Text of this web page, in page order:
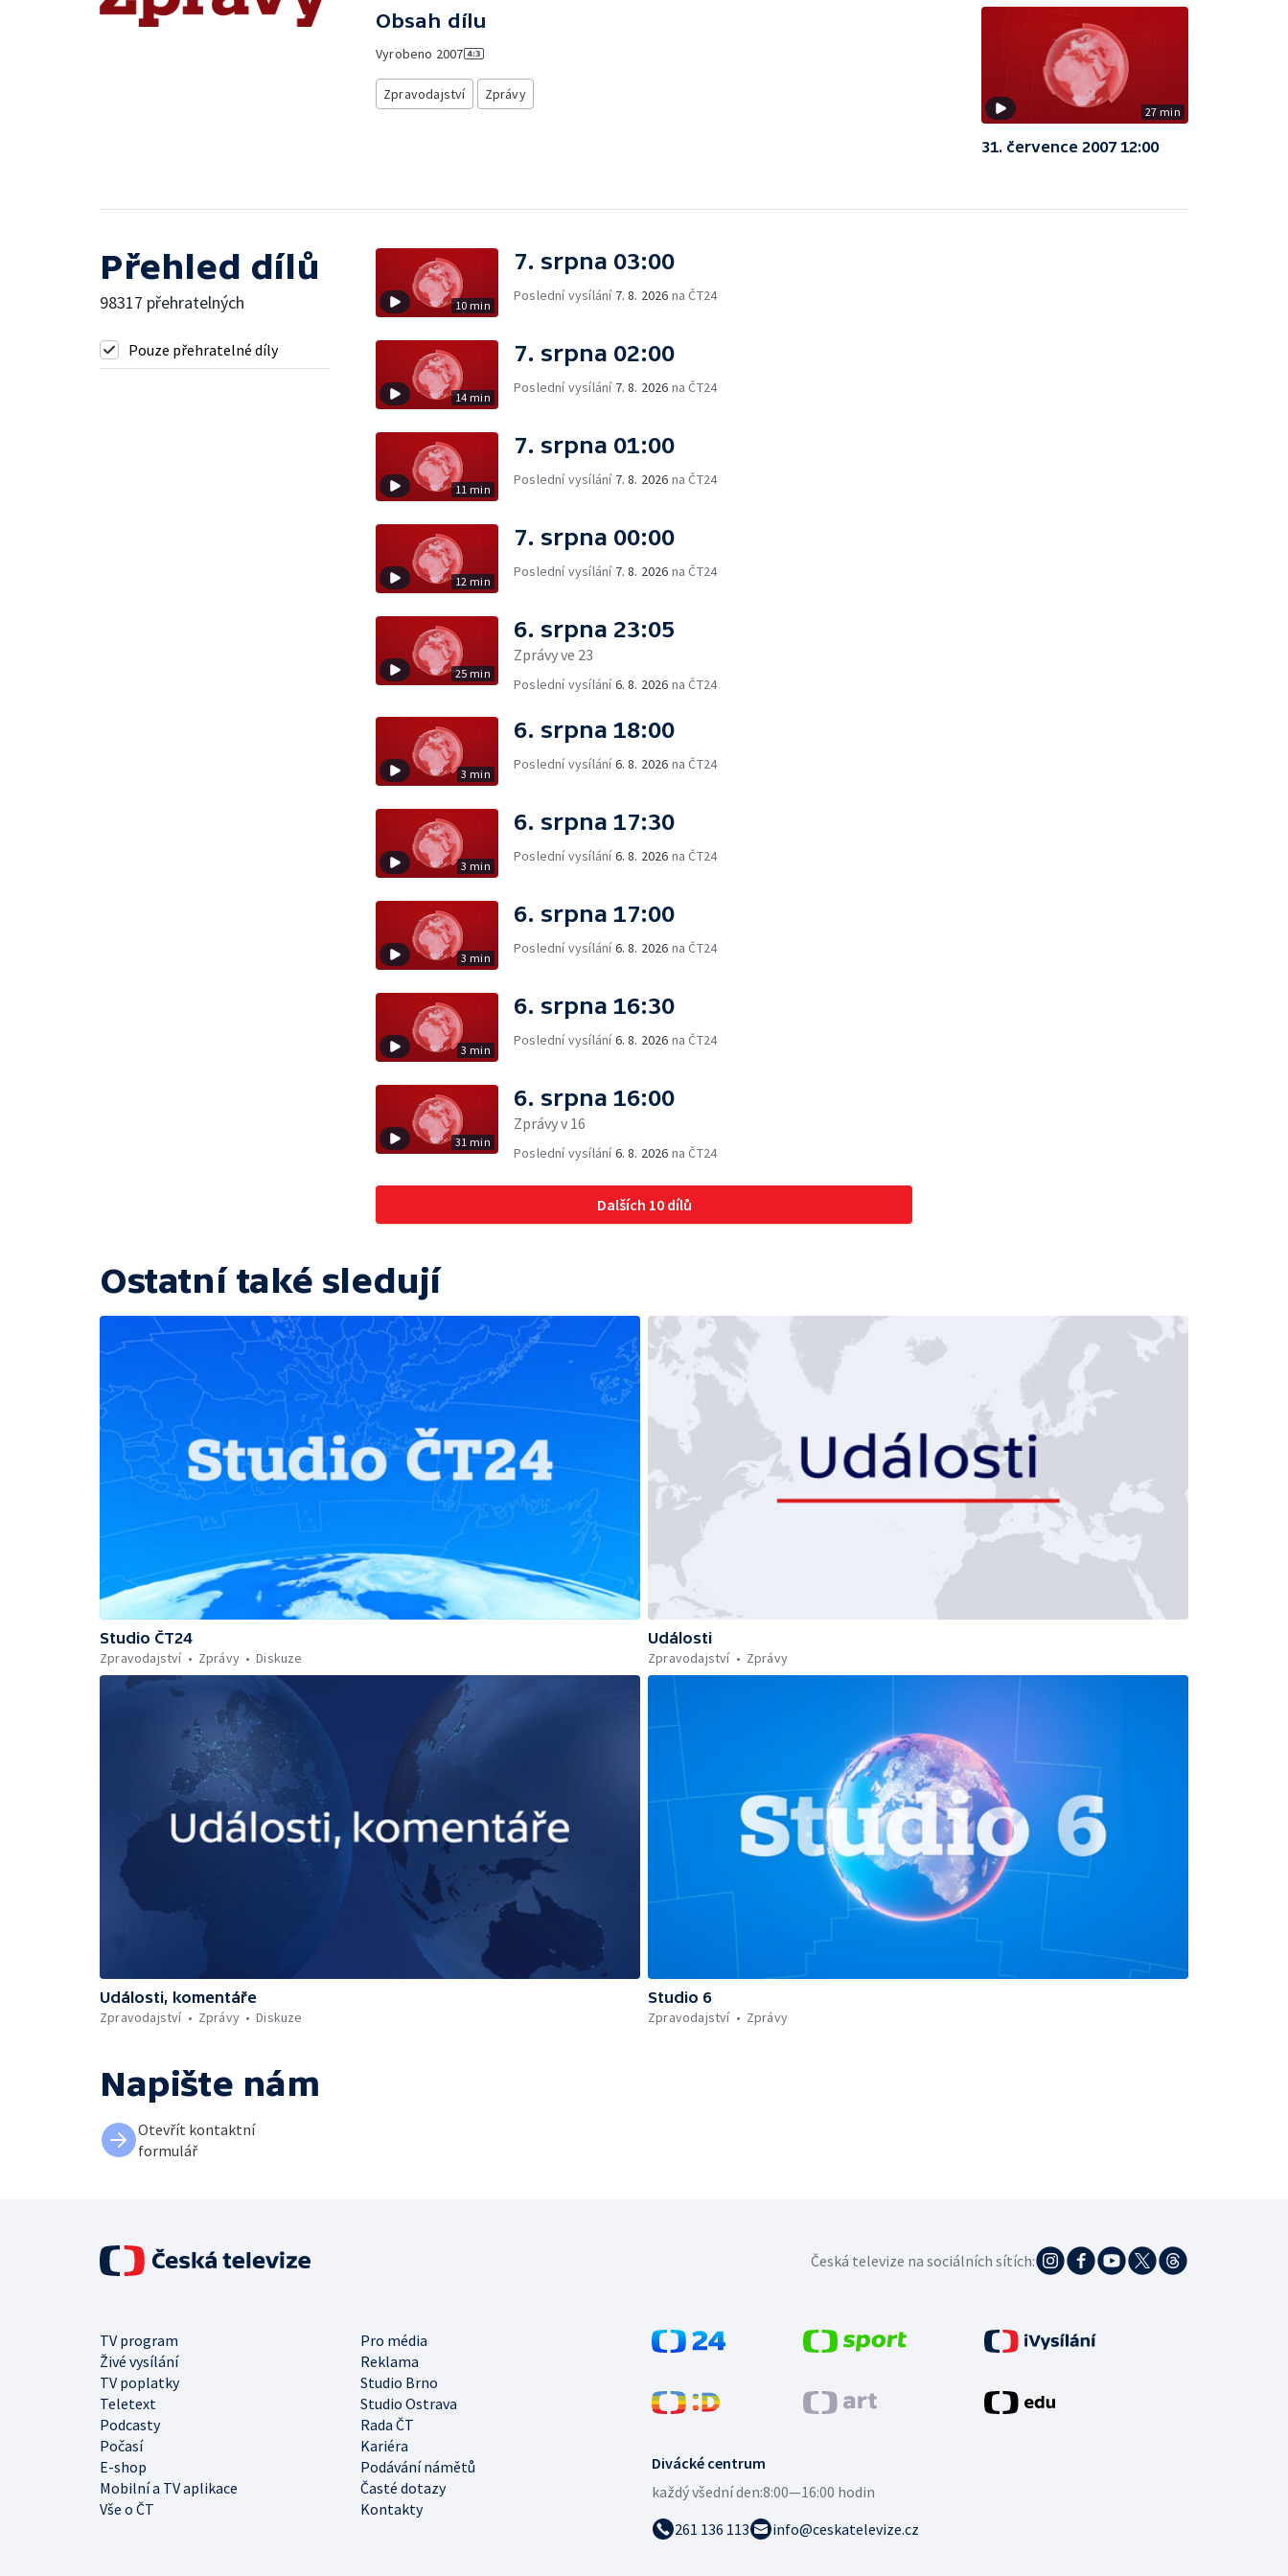
Obsah dílu
Vyrobeno 2007
Zpravodajství Zprávy
27 min
31. července 2007 12:00
Přehled dílů
98317 přehratelných
Pouze přehratelné díly
10 min
7. srpna 03:00
Poslední vysílání 7. 8. 2026 na ČT24
14 min
7. srpna 02:00
Poslední vysílání 7. 8. 2026 na ČT24
11 min
7. srpna 01:00
Poslední vysílání 7. 8. 2026 na ČT24
12 min
7. srpna 00:00
Poslední vysílání 7. 8. 2026 na ČT24
25 min
6. srpna 23:05
Zprávy ve 23
Poslední vysílání6. 8. 2026 na ČT24
3 min
6. srpna 18:00
Poslední vysílání6. 8. 2026 na ČT24
3 min
6. srpna 17:30
Poslední vysílání6. 8. 2026 na ČT24
3 min
6. srpna 17:00
Poslední vysílání6. 8. 2026 na ČT24
3 min
6. srpna 16:30
Poslední vysílání6. 8. 2026 na ČT24
31 min
6. srpna 16:00
Zprávy v 16
Poslední vysílání6. 8. 2026 na ČT24
Dalších 10 dílů
Ostatní také sledují
Studio ČT24
Zpravodajství
Zprávy Diskuze
Události
Zpravodajství
Zprávy
Události, komentáře
Zpravodajství
Zprávy Diskuze
Studio 6
Zpravodajství
Zprávy
Napište nám
Otevřít kontaktní
formulář
Divácké centrum
každý všední den:8:00—16:00 hodin
261 136 113
info@ceskatelevize.cz
TV program
Pro média
Živé vysílání
Reklama
TV poplatky
Studio Brno
Teletext
Studio Ostrava
Podcasty
Rada ČT
Počasí
Kariéra
E-shop
Podávání námětů
Mobilní a TV aplikace
Časté dotazy
Vše o ČT
Kontakty
Česká televize na sociálních sítích: